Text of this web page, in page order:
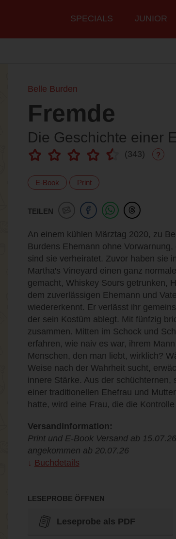
Hauptmenü
SPECIALS JUNIOR
Belle Burden
Fremde
Die Geschichte einer
(343) ?
E-Book Print
TEILEN
An einem kühlen Märztag 2020, zu
Burdens Ehemann ohne
sind sie verheiratet. Zuvor haben sie
Martha's Vineyard einen ganz
gemacht, Whiskey Sours getrunken,
dem zuverlässigen Ehemann und
wiedererkennt. Er verlässt ihr
der sein Kostüm ablegt. Mit fünfzig
zusammen. Mitten im Schock und
erfahren, wie naiv es war, ihrem
Menschen, den man liebt, wirklich?
Weise nach der Wahrheit sucht,
innere Stärke. Aus der
einer traditionellen Ehefrau und
hatte, wird eine Frau, die die
Versandinformation:
Print und E-Book Versand ab 15.07.26
angekommen ab 20.07.26
Buchdetails
LESEPROBE ÖFFNEN
Leseprobe als PDF